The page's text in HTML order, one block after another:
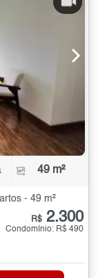
49 m²
- 49 m²
R$ 2.300
Condomínio: R$ 490